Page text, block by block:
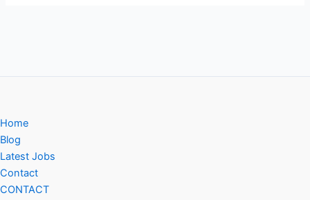
Home
Blog
Latest Jobs
Contact
CONTACT